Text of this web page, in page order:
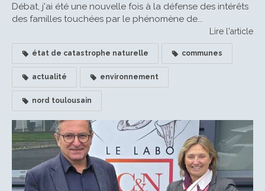
Débat, j'ai été une nouvelle fois à la défense des intérêts
des familles touchées par le phénomène de...
Lire l'article
état de catastrophe naturelle communes
actualité environnement
nord toulousain